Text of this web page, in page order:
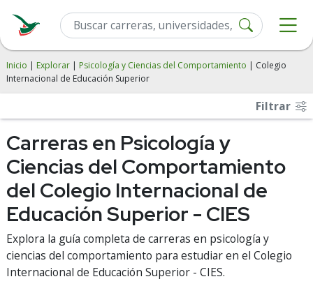
Inicio | Explorar | Psicología y Ciencias del Comportamiento | Colegio
Internacional de Educación Superior
Filtrar
Carreras en Psicología y
Ciencias del Comportamiento
del Colegio Internacional de
Educación Superior - CIES
Explora la guía completa de carreras en psicología y
ciencias del comportamiento para estudiar en el Colegio
Internacional de Educación Superior - CIES.